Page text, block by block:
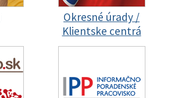
Okresné úrady /
Klientske centrá